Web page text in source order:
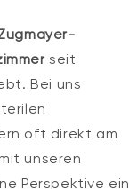
seit
Bei uns
oft direkt am
unseren
Perspektive ein